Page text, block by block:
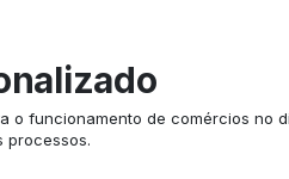
o funcionamento de comércios no
processos.